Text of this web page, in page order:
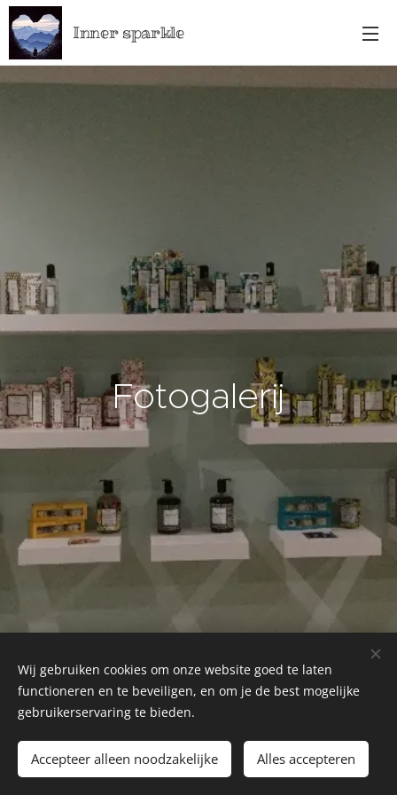
Inner sparkle
Fotogalerij
Inner beauty outside! Cookies
Wij gebruiken cookies om onze website goed te laten
functioneren en te beveiligen, en om je de best mogelijke
gebruikerservaring te bieden.
Accepteer alleen noodzakelijke Alles accepteren